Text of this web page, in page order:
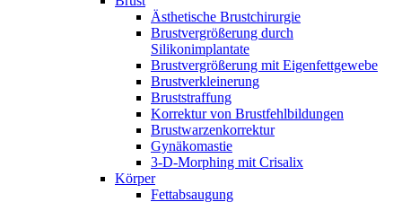
Ästhetische Brustchirurgie
Brustvergrößerung durch
Silikonimplantate
Brustvergrößerung mit Eigenfettgewebe
Brustverkleinerung
Bruststraffung
Korrektur von Brustfehlbildungen
Brustwarzenkorrektur
Gynäkomastie
3-D-Morphing mit Crisalix
Körper
Fettabsaugung